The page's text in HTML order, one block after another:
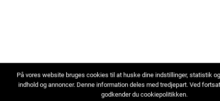
På vores website bruges cookies til at huske dine indstillinger, statistik
indhold og annoncer. Denne information deles med tredjepart. Ved
godkender du cookiepolitikken.